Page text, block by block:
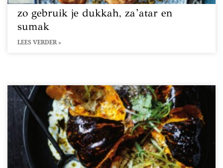
zo gebruik je dukkah, za’atar en
sumak
LEES VERDER »